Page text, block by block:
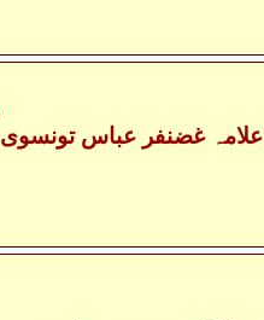
- علامہ غضنفر عباس تونسوی